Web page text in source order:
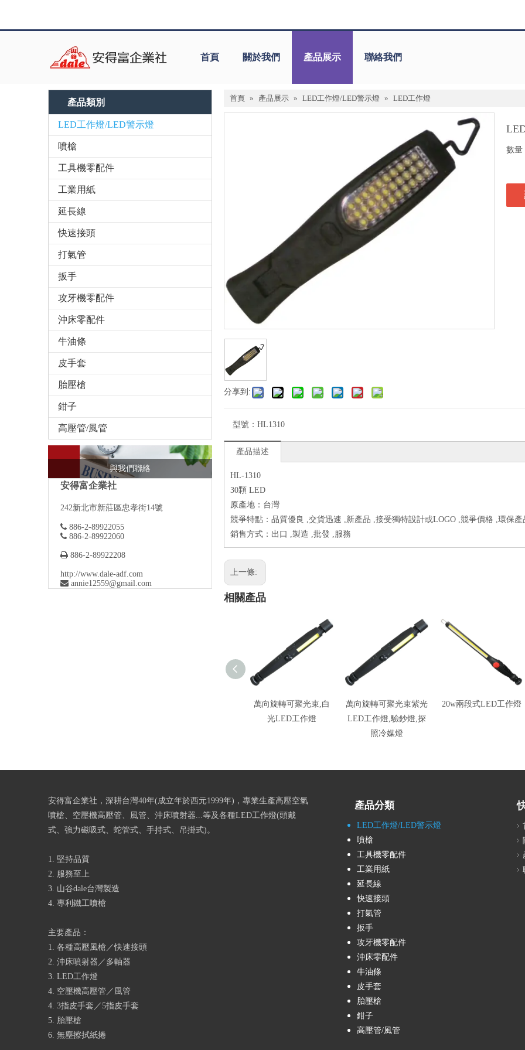
首頁 關於我們 產品展示 聯絡我們
產品類別
LED工作燈/LED警示燈
噴槍
工具機零配件
工業用紙
延長線
快速接頭
打氣管
扳手
攻牙機零配件
沖床零配件
牛油條
皮手套
胎壓槍
鉗子
高壓管/風管
與我們聯絡
安得富企業社
242新北市新莊區忠孝街14號
 886-2-89922055
 886-2-89922060
 886-2-89922208
http://www.dale-adf.com
 annie12559@gmail.com
首頁 » 產品展示 » LED工作燈/LED警示燈 » LED工作燈
分享到:
數量
型號： HL1310
產品描述
HL-1310
30顆 LED
原產地：台灣
競爭特點：品質優良 ,交貨迅速 ,新產品 ,接受獨特設計或LOGO ,競爭價格 ,環保產
銷售方式：出口 ,製造 ,批發 ,服務
上一條:
相關產品
萬向旋轉可聚光束,白
光LED工作燈
萬向旋轉可聚光束紫光
LED工作燈,驗鈔燈,探
照冷媒燈
20w兩段式LED工作燈
安得富企業社，深耕台灣40年(成立年於西元1999年)，專業生產高壓空氣
噴槍、空壓機高壓管、風管、沖床噴射器...等及各種LED工作燈(頭戴
式、強力磁吸式、蛇管式、手持式、吊掛式)。
1. 堅持品質
2. 服務至上
3. 山谷dale台灣製造
4. 專利鐵工噴槍
主要產品：
1. 各種高壓風槍／快速接頭
2. 沖床噴射器／多軸器
3. LED工作燈
4. 空壓機高壓管／風管
4. 3指皮手套／5指皮手套
5. 胎壓槍
6. 無塵擦拭紙捲
產品分類
LED工作燈/LED警示燈
噴槍
工具機零配件
工業用紙
延長線
快速接頭
打氣管
扳手
攻牙機零配件
沖床零配件
牛油條
皮手套
胎壓槍
鉗子
高壓管/風管